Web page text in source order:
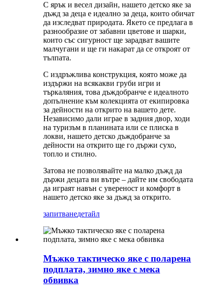
С ярък и весел дизайн, нашето детско яке за
дъжд за деца е идеално за деца, които обичат
да изследват природата. Якето се предлага в
разнообразие от забавни цветове и шарки,
които със сигурност ще зарадват вашите
малчугани и ще ги накарат да се откроят от
тълпата.
С издръжлива конструкция, която може да
издържи на всякакви груби игри и
търкаляния, това дъждобранче е идеалното
допълнение към колекцията от екипировка
за дейности на открито на вашето дете.
Независимо дали играе в задния двор, ходи
на туризъм в планината или се плиска в
локви, нашето детско дъждобранче за
дейности на открито ще го държи сухо,
топло и стилно.
Затова не позволявайте на малко дъжд да
държи децата ви вътре – дайте им свободата
да играят навън с увереност и комфорт в
нашето детско яке за дъжд за открито.
запитванедетайл
Мъжко тактическо яке с поларена
подплата, зимно яке с мека
обвивка